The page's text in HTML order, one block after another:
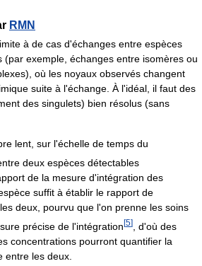
RMN
à de cas d'échanges entre espèces
(par exemple, échanges entre isomères ou
où les noyaux observés changent
suite à l'échange. À l'idéal, il faut des
des singulets) bien résolus (sans
lent, sur l'échelle de temps du
deux espèces détectables
de la mesure d'intégration des
suffit à établir le rapport de
deux, pourvu que l'on prenne les soins
précise de l'intégration[5]
, d'où des
concentrations pourront quantifier la
entre les deux.